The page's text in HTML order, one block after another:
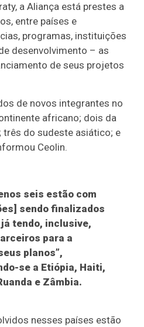
a Aliança está prestes a
entre países e
programas, instituições
desenvolvimento – as
de seus projetos
de novos integrantes no
africano; dois da
três do sudeste asiático; e
Ceolin.
seis estão com
sendo finalizados
tendo, inclusive,
para a
planos”,
se a Etiópia, Haiti,
e Zâmbia.
nesses países estão